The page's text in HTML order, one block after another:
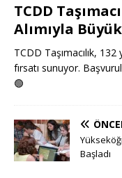
TCDD
Alımıyla
TCDD Taşımacılık,
fırsatı sunuyor.
🟢
Başladı